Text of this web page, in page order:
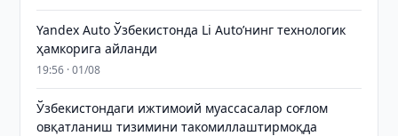
Yandex Auto Ўзбекистонда Li Auto’нинг технологик
ҳамкорига айланди
19:56 · 01/08
Ўзбекистондаги ижтимоий муассасалар соғлом
овқатланиш тизимини такомиллаштирмоқда